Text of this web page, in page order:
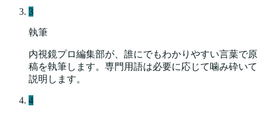
3
執筆
内視鏡プロ編集部が、誰にでもわかりやすい言葉で原
稿を執筆します。専門用語は必要に応じて噛み砕いて
説明します。
4